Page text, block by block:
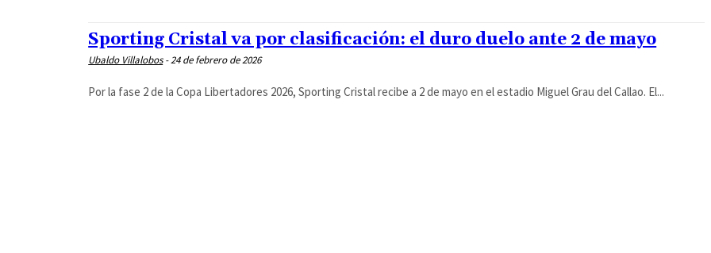
Sporting Cristal va por clasificación: el duro duelo ante 2 de mayo
Ubaldo Villalobos -24 de febrero de 2026
Por la fase 2 de la Copa Libertadores 2026, Sporting Cristal recibe a 2 de mayo en el estadio Miguel Grau del Callao. El...